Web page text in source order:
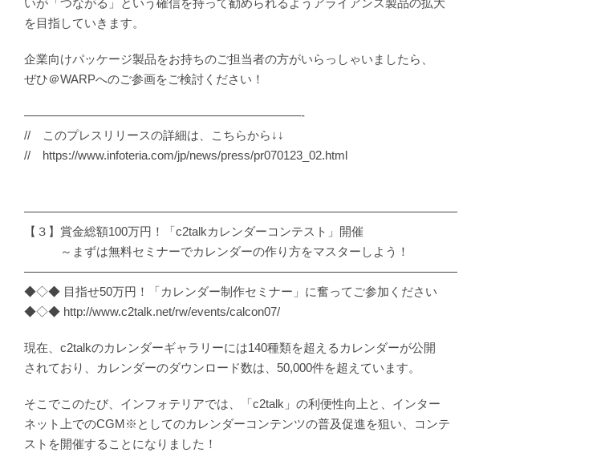
いが「つながる」という確信を持って勧められるようアライアンス製品の拡大
を目指していきます。
企業向けパッケージ製品をお持ちのご担当者の方がいらっしゃいましたら、
ぜひ＠WARPへのご参画をご検討ください！
———————————————————————-
// このプレスリリースの詳細は、こちらから↓↓
// https://www.infoteria.com/jp/news/press/pr070123_02.html
――――――――――――――――――――――――――――――――――――
【３】賞金総額100万円！「c2talkカレンダーコンテスト」開催
～まずは無料セミナーでカレンダーの作り方をマスターしよう！
――――――――――――――――――――――――――――――――――――
◆◇◆ 目指せ50万円！「カレンダー制作セミナー」に奮ってご参加ください
◆◇◆ http://www.c2talk.net/rw/events/calcon07/
現在、c2talkのカレンダーギャラリーには140種類を超えるカレンダーが公開
されており、カレンダーのダウンロード数は、50,000件を超えています。
そこでこのたび、インフォテリアでは、「c2talk」の利便性向上と、インター
ネット上でのCGM※としてのカレンダーコンテンツの普及促進を狙い、コンテ
ストを開催することになりました！